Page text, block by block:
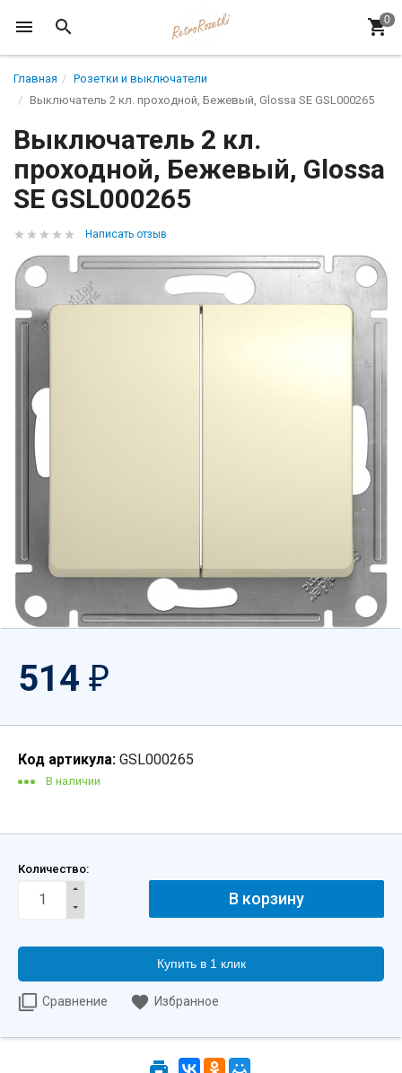
Главная
Розетки и выключатели
Выключатель 2 кл. проходной, Бежевый, Glossa SE GSL000265
Выключатель 2 кл.
проходной, Бежевый, Glossa
SE GSL000265
Написать отзыв
514 ₽
Код артикула: GSL000265
В наличии
Количество:
Купить в 1 клик
Сравнение Избранное